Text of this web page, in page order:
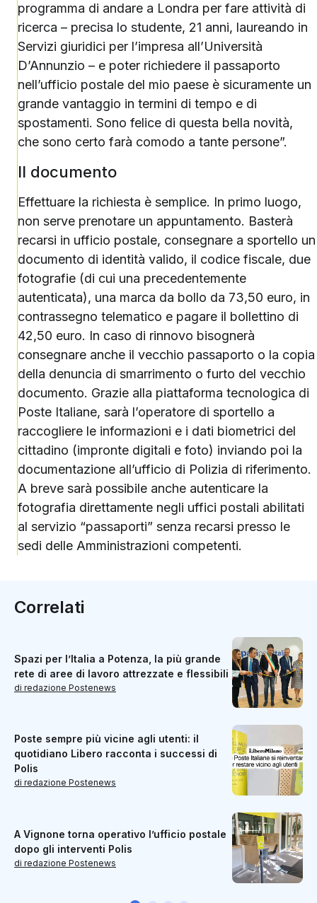
programma di andare a Londra per fare attività di
ricerca – precisa lo studente, 21 anni, laureando in
Servizi giuridici per l’impresa all’Università
D’Annunzio – e poter richiedere il passaporto
nell’ufficio postale del mio paese è sicuramente un
grande vantaggio in termini di tempo e di
spostamenti. Sono felice di questa bella novità,
che sono certo farà comodo a tante persone”.
Il documento
Effettuare la richiesta è semplice. In primo luogo,
non serve prenotare un appuntamento. Basterà
recarsi in ufficio postale, consegnare a sportello un
documento di identità valido, il codice fiscale, due
fotografie (di cui una precedentemente
autenticata), una marca da bollo da 73,50 euro, in
contrassegno telematico e pagare il bollettino di
42,50 euro. In caso di rinnovo bisognerà
consegnare anche il vecchio passaporto o la copia
della denuncia di smarrimento o furto del vecchio
documento. Grazie alla piattaforma tecnologica di
Poste Italiane, sarà l’operatore di sportello a
raccogliere le informazioni e i dati biometrici del
cittadino (impronte digitali e foto) inviando poi la
documentazione all’ufficio di Polizia di riferimento.
A breve sarà possibile anche autenticare la
fotografia direttamente negli uffici postali abilitati
al servizio “passaporti” senza recarsi presso le
sedi delle Amministrazioni competenti.
Correlati
Spazi per l’Italia a Potenza, la più grande
rete di aree di lavoro attrezzate e flessibili
di redazione Postenews
Poste sempre più vicine agli utenti: il
quotidiano Libero racconta i successi di
Polis
di redazione Postenews
A Vignone torna operativo l’ufficio postale
dopo gli interventi Polis
di redazione Postenews